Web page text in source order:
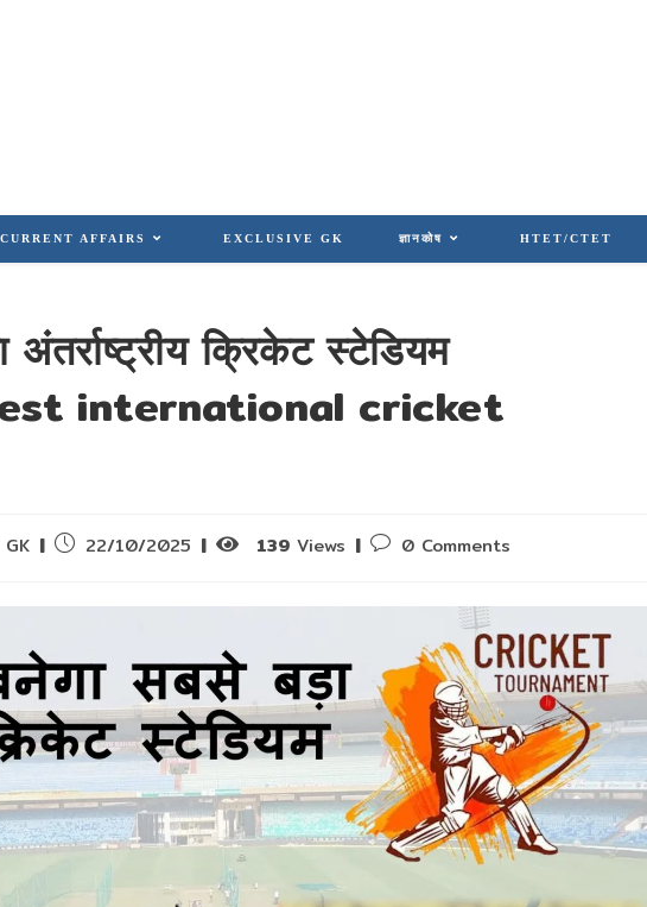
CURRENT AFFAIRS EXCLUSIVE GK ज्ञानकोष HTET/CTET
क्रिकेट स्टेडियम
international cricket
GK
Post22/10/2025 139Views
Post0 Comments